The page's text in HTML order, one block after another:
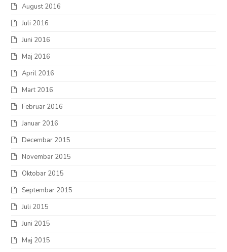
August 2016
Juli 2016
Juni 2016
Maj 2016
April 2016
Mart 2016
Februar 2016
Januar 2016
Decembar 2015
Novembar 2015
Oktobar 2015
Septembar 2015
Juli 2015
Juni 2015
Maj 2015